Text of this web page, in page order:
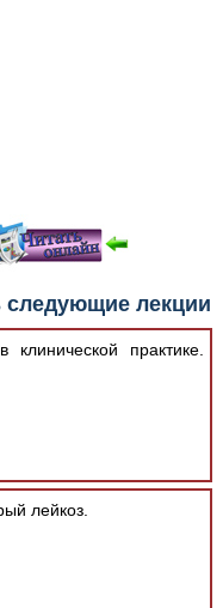
онлайн" возможны
в результате
шрифтов и
шаблонов. При
устраняется Вашим
следующие лекции
практике.
лейкоз.